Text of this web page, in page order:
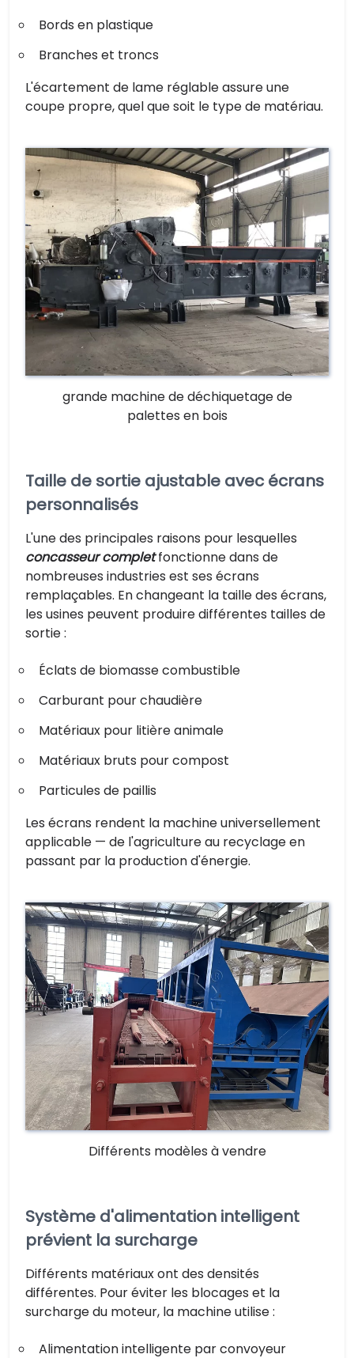
Bords en plastique
Branches et troncs
L'écartement de lame réglable assure une
coupe propre, quel que soit le type de matériau.
grande machine de déchiquetage de
palettes en bois
Taille de sortie ajustable avec écrans
personnalisés
L'une des principales raisons pour lesquelles
concasseur completfonctionne dans de
nombreuses industries est ses écrans
remplaçables. En changeant la taille des écrans,
les usines peuvent produire différentes tailles de
sortie :
Éclats de biomasse combustible
Carburant pour chaudière
Matériaux pour litière animale
Matériaux bruts pour compost
Particules de paillis
Les écrans rendent la machine universellement
applicable — de l'agriculture au recyclage en
passant par la production d'énergie.
Différents modèles à vendre
Système d'alimentation intelligent
prévient la surcharge
Différents matériaux ont des densités
différentes. Pour éviter les blocages et la
surcharge du moteur, la machine utilise :
Alimentation intelligente par convoyeur